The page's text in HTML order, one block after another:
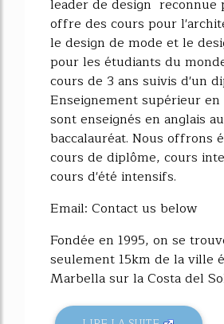
leader de design reconnue
offre des cours pour
le design de mode et le
pour les étudiants du
cours de 3 ans suivis d'un
Enseignement supérieur
sont enseignés en anglais
baccalauréat. Nous offrons
cours de diplôme, cours
cours d'été intensifs.
Email: Contact us below
Fondée en 1995, on se
seulement 15km de la ville
Marbella sur la Costa del